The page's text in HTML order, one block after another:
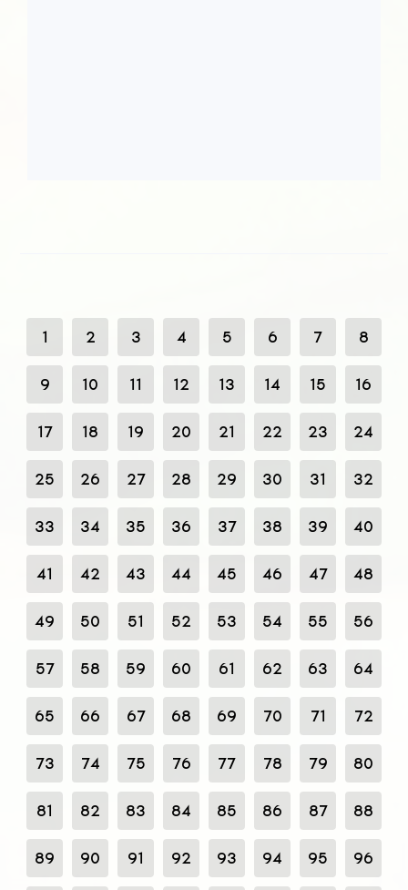
1 2 3 4 5 6 7 8
9 10 11 12 13 14 15 16
17 18 19 20 21 22 23 24
25 26 27 28 29 30 31 32
33 34 35 36 37 38 39 40
41 42 43 44 45 46 47 48
49 50 51 52 53 54 55 56
57 58 59 60 61 62 63 64
65 66 67 68 69 70 71 72
73 74 75 76 77 78 79 80
81 82 83 84 85 86 87 88
89 90 91 92 93 94 95 96